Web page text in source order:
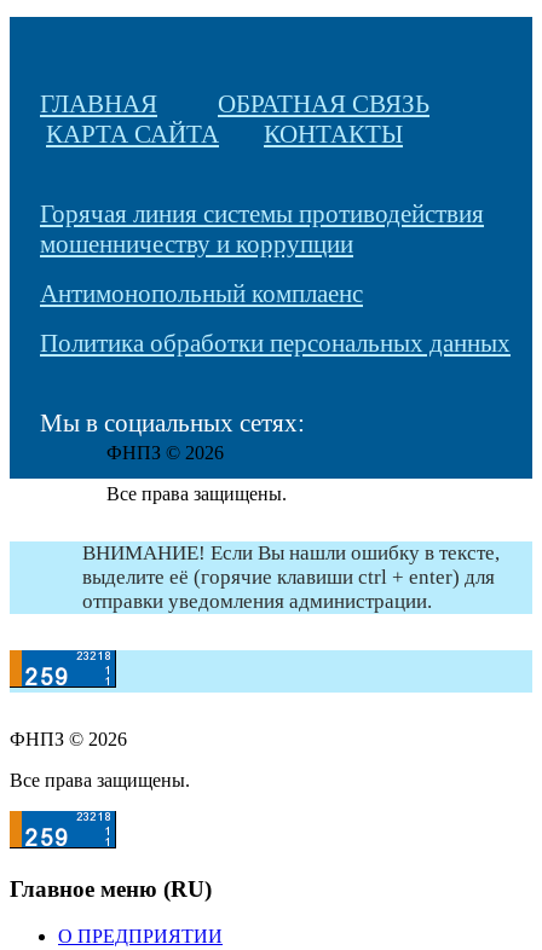
ГЛАВНАЯ
ОБРАТНАЯ СВЯЗЬ
КАРТА САЙТА
КОНТАКТЫ
Горячая линия системы противодействия
мошенничеству и коррупции
Антимонопольный комплаенс
Политика обработки персональных данных
Мы в социальных сетях:
ФНПЗ © 2026
Все права защищены.
ВНИМАНИЕ! Если Вы нашли ошибку в тексте,
выделите её (горячие клавиши ctrl + enter) для
отправки уведомления администрации.
ФНПЗ © 2026
Все права защищены.
Главное меню (RU)
О ПРЕДПРИЯТИИ